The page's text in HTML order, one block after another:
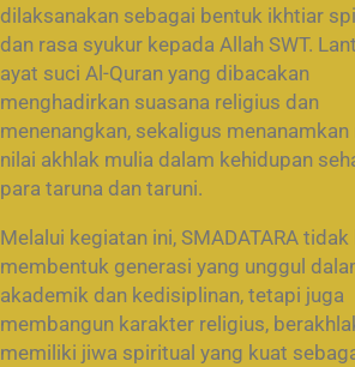
dilaksanakan sebagai bentuk ikhtiar
dan rasa syukur kepada Allah SWT.
ayat suci Al-Quran yang dibacakan
menghadirkan suasana religius dan
menenangkan, sekaligus menanamkan
nilai akhlak mulia dalam kehidupan
para taruna dan taruni.
Melalui kegiatan ini, SMADATARA tidak
membentuk generasi yang unggul
akademik dan kedisiplinan, tetapi juga
membangun karakter religius,
memiliki jiwa spiritual yang kuat